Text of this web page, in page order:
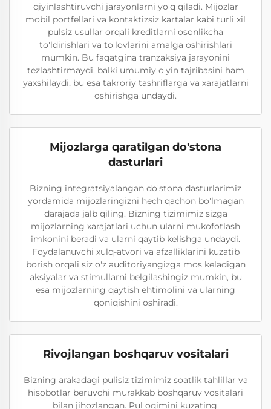
qiyinlashtiruvchi jarayonlarni yo'q qiladi. Mijozlar
mobil portfellari va kontaktizsiz kartalar kabi turli xil
pulsiz usullar orqali kreditlarni osonlikcha
to'ldirishlari va to'lovlarini amalga oshirishlari
mumkin. Bu faqatgina tranzaksiya jarayonini
tezlashtirmaydi, balki umumiy o'yin tajribasini ham
yaxshilaydi, bu esa takroriy tashriflarga va xarajatlarni
oshirishga undaydi.
Mijozlarga qaratilgan do'stona
dasturlari
Bizning integratsiyalangan do'stona dasturlarimiz
yordamida mijozlaringizni hech qachon bo'lmagan
darajada jalb qiling. Bizning tizimimiz sizga
mijozlarning xarajatlari uchun ularni mukofotlash
imkonini beradi va ularni qaytib kelishga undaydi.
Foydalanuvchi xulq-atvori va afzalliklarini kuzatib
borish orqali siz o'z auditoriyangizga mos keladigan
aksiyalar va stimullarni belgilashingiz mumkin, bu
esa mijozlarning qaytish ehtimolini va ularning
qoniqishini oshiradi.
Rivojlangan boshqaruv vositalari
Bizning arakadagi pulisiz tizimimiz soatlik tahlillar va
hisobotlar beruvchi murakkab boshqaruv vositalari
bilan jihozlangan. Pul oqimini kuzating,